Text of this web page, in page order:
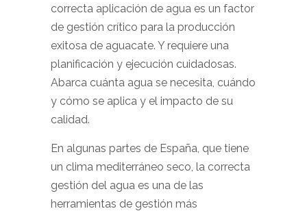
correcta aplicación de agua es un factor
de gestión crítico para la producción
exitosa de aguacate. Y requiere una
planificación y ejecución cuidadosas.
Abarca cuánta agua se necesita, cuándo
y cómo se aplica y el impacto de su
calidad.
En algunas partes de España, que tiene
un clima mediterráneo seco, la correcta
gestión del agua es una de las
herramientas de gestión más